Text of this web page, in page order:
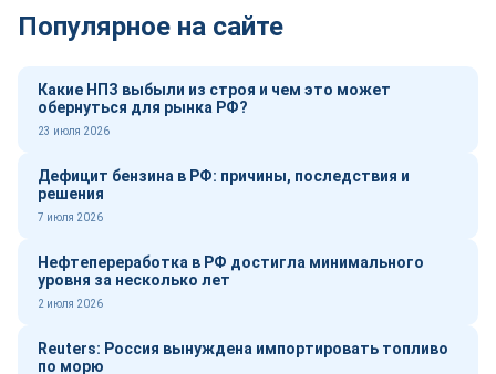
Популярное на сайте
Какие НПЗ выбыли из строя и чем это может
обернуться для рынка РФ?
23 июля 2026
Дефицит бензина в РФ: причины, последствия и
решения
7 июля 2026
Нефтепереработка в РФ достигла минимального
уровня за несколько лет
2 июля 2026
Reuters: Россия вынуждена импортировать топливо
по морю